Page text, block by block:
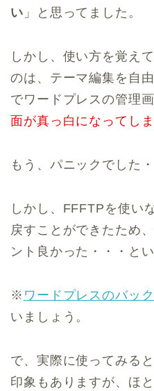
い 」と思ってました。
しかし、使い方を覚え
のは、テーマ編集を自
でワードプレスの管理
面が真っ白になってし
もう、パニックでした・
しかし、FFFTPを使い
戻すことができたため
ント良かった・・・と
※ ワードプレスのバッ
いましょう。
で、実際に使ってみる
印象もありますが、ほ